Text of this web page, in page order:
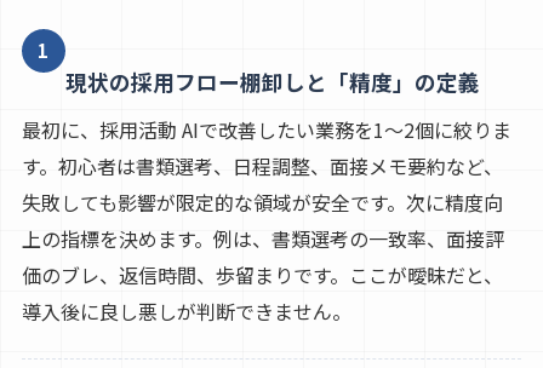
1
現状の採用フロー棚卸しと「精度」の定義
最初に、採用活動 AIで改善したい業務を1〜2個に絞りま
す。初心者は書類選考、日程調整、面接メモ要約など、
失敗しても影響が限定的な領域が安全です。次に精度向
上の指標を決めます。例は、書類選考の一致率、面接評
価のブレ、返信時間、歩留まりです。ここが曖昧だと、
導入後に良し悪しが判断できません。